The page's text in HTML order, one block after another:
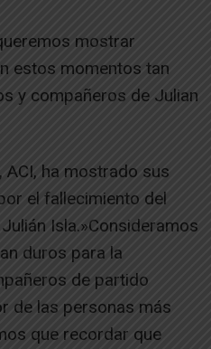
mostrar
estos momentos tan
y compañeros de Julian
ACI, ha mostrado sus
el fallecimiento del
Isla.»Consideramos
duros para la
de partido
de las personas más
que recordar que